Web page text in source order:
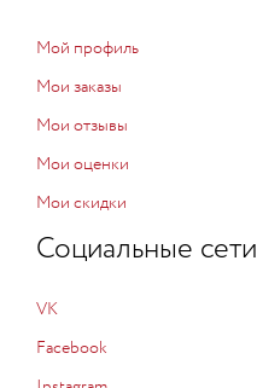
Мой профиль
Мои заказы
Мои отзывы
Мои оценки
Мои скидки
Социальные сети
VK
Facebook